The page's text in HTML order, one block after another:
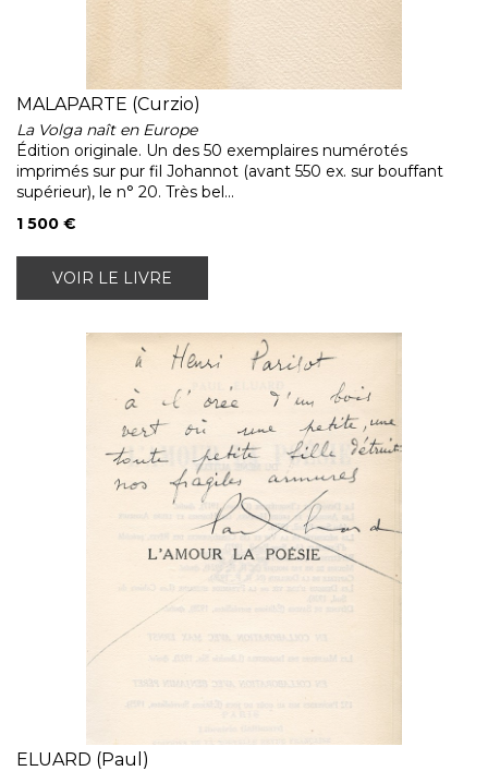
MALAPARTE (Curzio)
La Volga naît en Europe
Édition originale. Un des 50 exemplaires numérotés
imprimés sur pur fil Johannot (avant 550 ex. sur bouffant
supérieur), le n° 20. Très bel...
1 500 €
VOIR LE LIVRE
ELUARD (Paul)